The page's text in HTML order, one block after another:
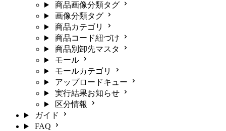
商品画像分類タグ
画像分類タグ
商品カテゴリ
商品コード紐づけ
商品別卸先マスタ
モール
モールカテゴリ
アップロードキュー
実行結果お知らせ
区分情報
ガイド
FAQ